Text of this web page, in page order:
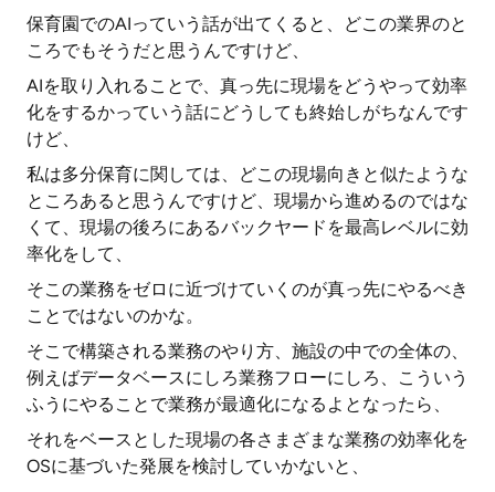
保育園でのAIっていう話が出てくると、どこの業界のと
ころでもそうだと思うんですけど、
AIを取り入れることで、真っ先に現場をどうやって効率
化をするかっていう話にどうしても終始しがちなんです
けど、
私は多分保育に関しては、どこの現場向きと似たような
ところあると思うんですけど、現場から進めるのではな
くて、現場の後ろにあるバックヤードを最高レベルに効
率化をして、
そこの業務をゼロに近づけていくのが真っ先にやるべき
ことではないのかな。
そこで構築される業務のやり方、施設の中での全体の、
例えばデータベースにしろ業務フローにしろ、こういう
ふうにやることで業務が最適化になるよとなったら、
それをベースとした現場の各さまざまな業務の効率化を
OSに基づいた発展を検討していかないと、